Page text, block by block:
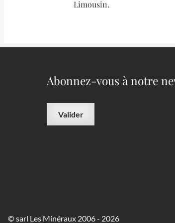
Limousin.
Abonnez-vous à notre
© sarl Les Minéraux 2006 - 2026